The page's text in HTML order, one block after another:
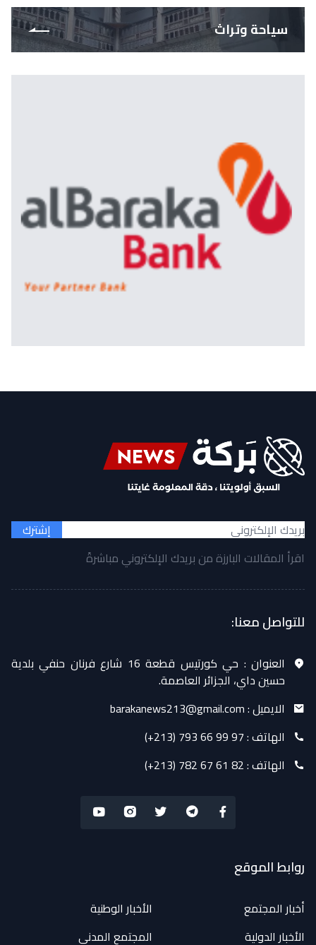
سياحة وتراث
إشترك
اقرأ المقالات البارزة من بريدك الإلكتروني مباشرةً
للتواصل معنا:
العنوان :
حي كورتيس قطعة 16 شارع فرنان حنفي بلدية
حسين داي، الجزائر العاصمة.
الايميل :barakanews213@gmail.com
الهاتف :(+213) 793 66 99 97
الهاتف :(+213) 782 67 61 82
روابط الموقع
أخبار المجتمع
الأخبار الوطنية
الأخبار الدولية
المجتمع المدني